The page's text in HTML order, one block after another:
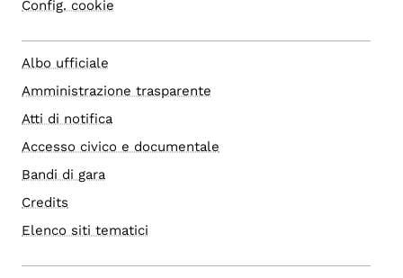
Config. cookie
Albo ufficiale
Amministrazione trasparente
Atti di notifica
Accesso civico e documentale
Bandi di gara
Credits
Elenco siti tematici